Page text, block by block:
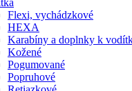
Flexi, vychádzkové
HEXA
Karabíny a doplnky k
Kožené
Pogumované
Popruhové